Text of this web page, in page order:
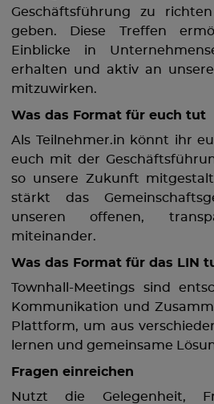
Geschäftsführung zu
geben. Diese Treffen
Einblicke in
erhalten und aktiv an
mitzuwirken.
Was das Format für euch tut
Als Teilnehmer.in könnt ihr
euch mit der
so unsere Zukunft
stärkt das
unseren offenen,
miteinander.
Was das Format für das LIN
Townhall-Meetings sind
Kommunikation und
Plattform, um aus
lernen und gemeinsame
Fragen einreichen
Nutzt die Gelegenheit,